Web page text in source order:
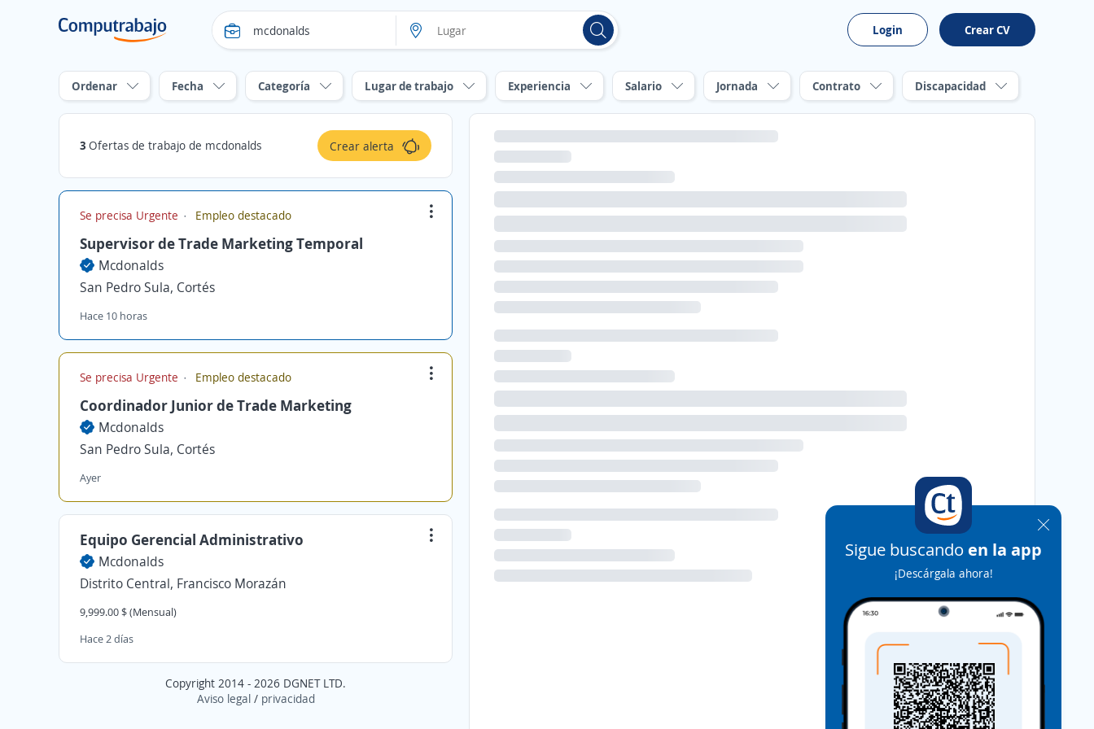
Login Crear CV
Ordenar Fecha Categoría Lugar de trabajo Experiencia Salario Jornada Contrato Discapacidad
3 Ofertas de trabajo de mcdonalds Crear alerta
Se precisa Urgente Empleo destacado
Supervisor de Trade Marketing Temporal
Mcdonalds
San Pedro Sula, Cortés
Hace 10 horas
Se precisa Urgente Empleo destacado
Coordinador Junior de Trade Marketing
Mcdonalds
San Pedro Sula, Cortés
Ayer
Equipo Gerencial Administrativo
Mcdonalds
Distrito Central, Francisco Morazán
9,999.00 $ (Mensual)
Hace 2 días
Copyright 2014 - 2026 DGNET LTD.
Aviso legal/ privacidad
Sigue buscando en la app
¡Descárgala ahora!